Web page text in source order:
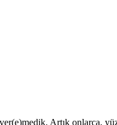
Artık onlarca,